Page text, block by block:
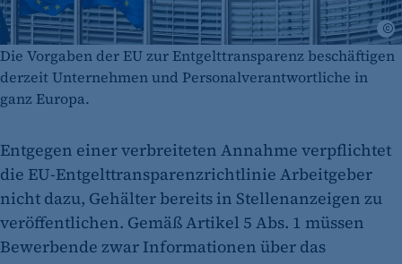
Die Vorgaben der EU zur Entgelttransparenz beschäftigen
derzeit Unternehmen und Personalverantwortliche in
ganz Europa.
Entgegen einer verbreiteten Annahme verpflichtet
die EU-Entgelttransparenzrichtlinie Arbeitgeber
nicht dazu, Gehälter bereits in Stellenanzeigen zu
veröffentlichen. Gemäß Artikel 5 Abs. 1 müssen
Bewerbende zwar Informationen über das